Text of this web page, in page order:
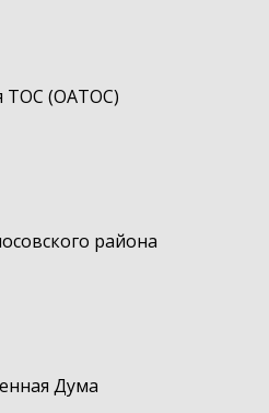
ТОС (ОАТОС)
района
Дума